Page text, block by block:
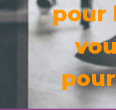
pour